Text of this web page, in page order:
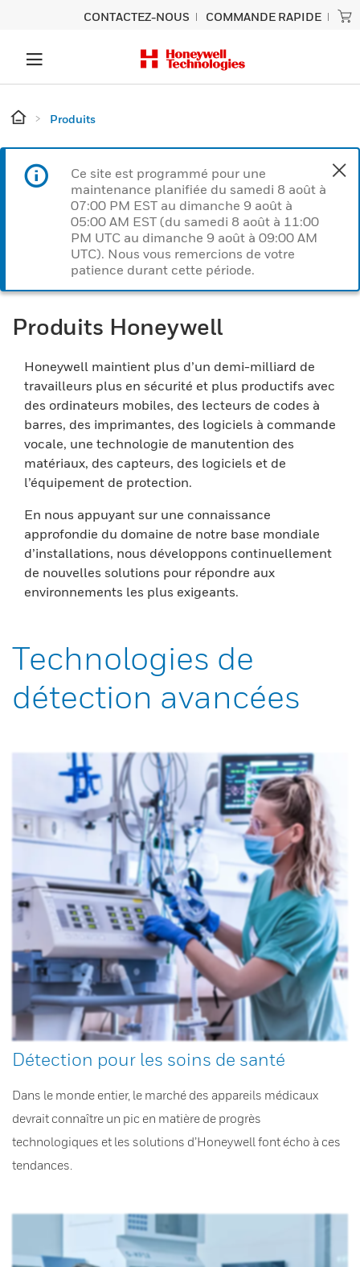
CONTACTEZ-NOUS COMMANDE RAPIDE
Produits
Ce site est programmé pour une
maintenance planifiée du samedi 8 août à
07:00 PM EST au dimanche 9 août à
05:00 AM EST (du samedi 8 août à 11:00
PM UTC au dimanche 9 août à 09:00 AM
UTC). Nous vous remercions de votre
patience durant cette période.
Produits Honeywell
Honeywell maintient plus d’un demi-milliard de
travailleurs plus en sécurité et plus productifs avec
des ordinateurs mobiles, des lecteurs de codes à
barres, des imprimantes, des logiciels à commande
vocale, une technologie de manutention des
matériaux, des capteurs, des logiciels et de
l’équipement de protection.
En nous appuyant sur une connaissance
approfondie du domaine de notre base mondiale
d’installations, nous développons continuellement
de nouvelles solutions pour répondre aux
environnements les plus exigeants.
Technologies de
détection avancées
Détection pour les soins de santé
Dans le monde entier, le marché des appareils médicaux
devrait connaître un pic en matière de progrès
technologiques et les solutions d’Honeywell font écho à ces
tendances.